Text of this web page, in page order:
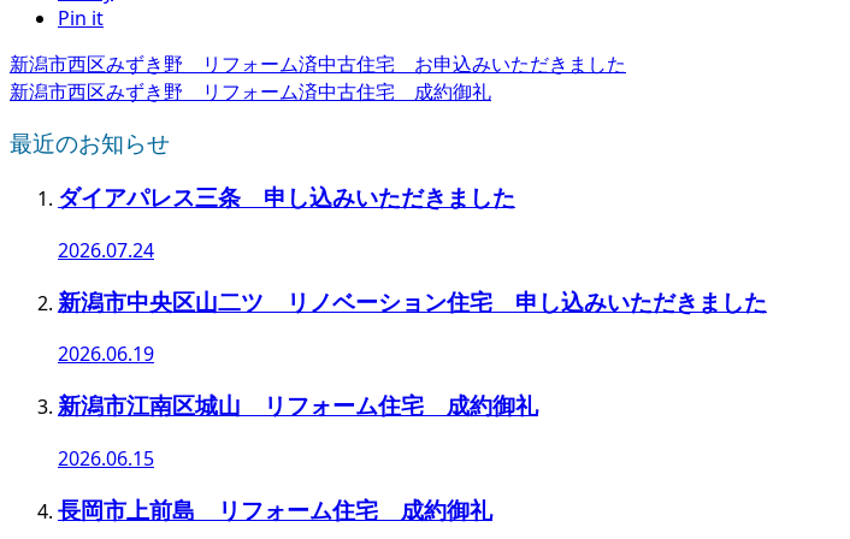
Pin it
新潟市西区みずき野 リフォーム済中古住宅 お申込みいただきました
新潟市西区みずき野 リフォーム済中古住宅 成約御礼
最近のお知らせ
ダイアパレス三条 申し込みいただきました
2026.07.24
新潟市中央区山二ツ リノベーション住宅 申し込みいただきました
2026.06.19
新潟市江南区城山 リフォーム住宅 成約御礼
2026.06.15
長岡市上前島 リフォーム住宅 成約御礼